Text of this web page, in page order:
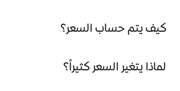
كيف يتم حساب السعر؟
لماذا يتغير السعر كثيراً؟